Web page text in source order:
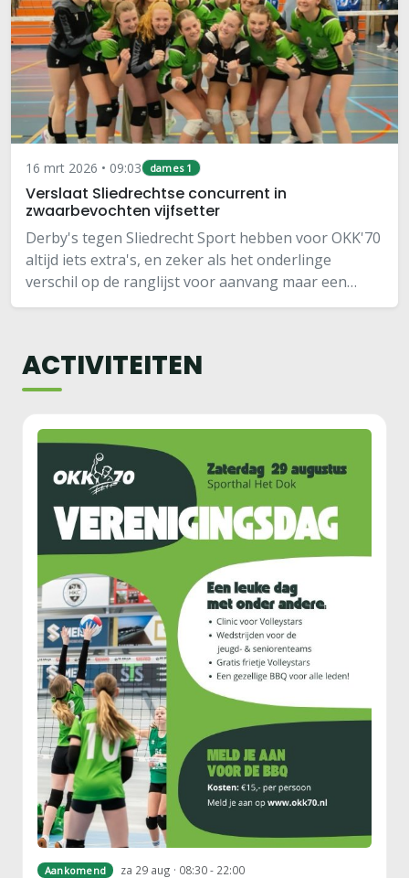
16 mrt 2026 • 09:03 dames 1
Verslaat Sliedrechtse concurrent in
zwaarbevochten vijfsetter
Derby's tegen Sliedrecht Sport hebben voor OKK'70
altijd iets extra's, en zeker als het onderlinge
verschil op de ranglijst voor aanvang maar een
handvol punten bedraagt. Op 14 maart kon Dames
ACTIVITEITEN
Aankomend za 29 aug · 08:30 - 22:00